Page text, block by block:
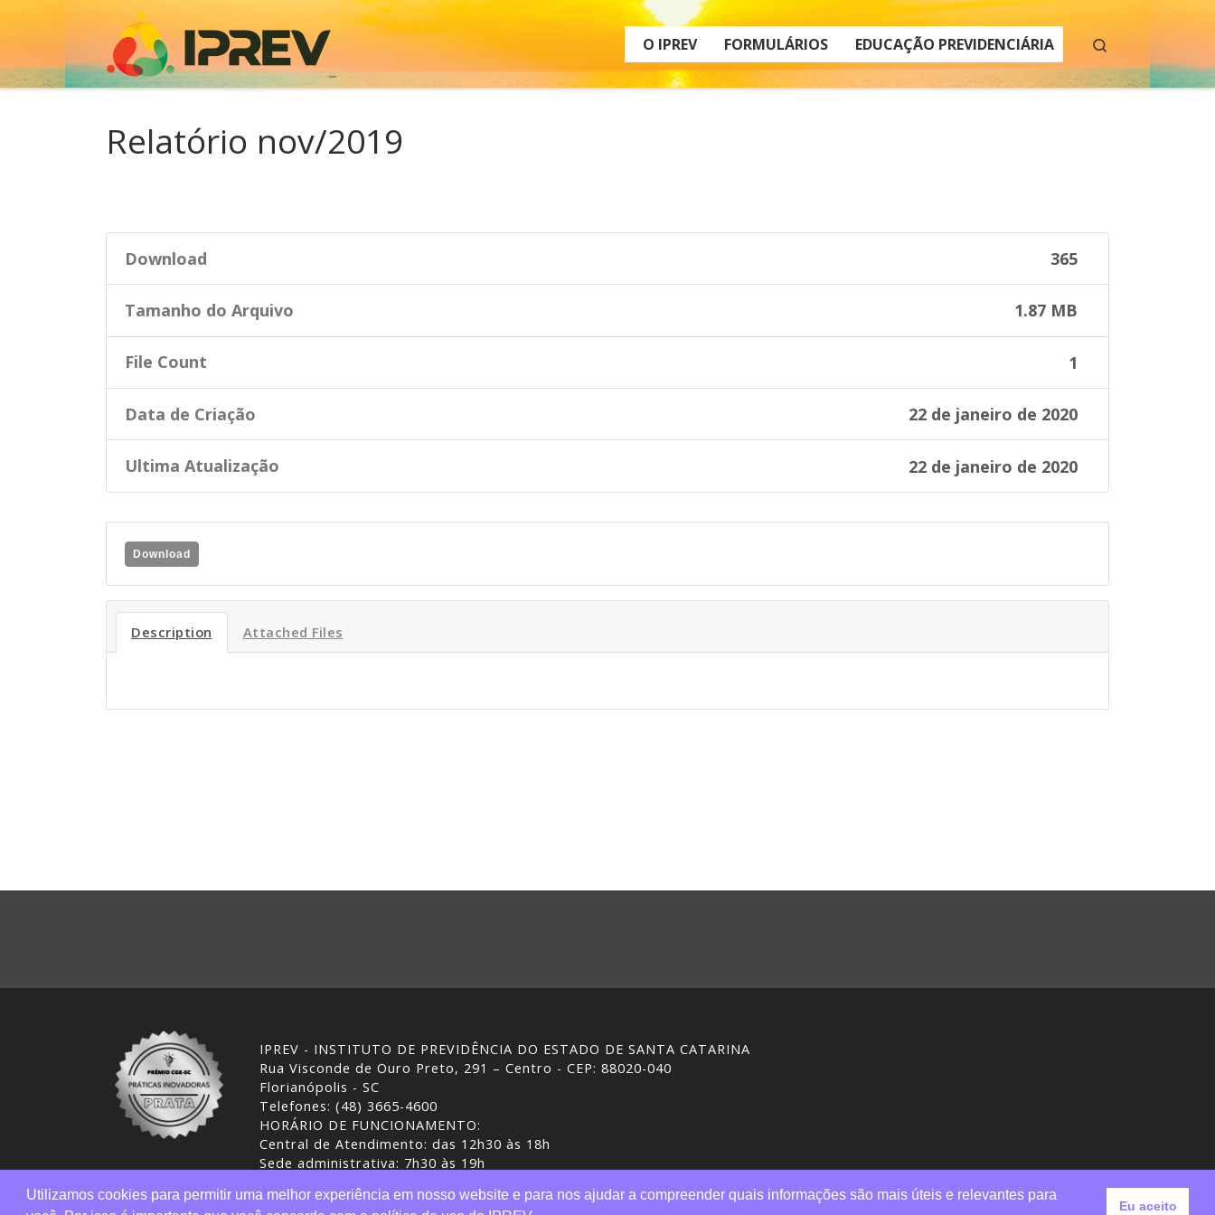
Skip to content
O IPREV FORMULÁRIOS EDUCAÇÃO PREVIDENCIÁRIA
Relatório nov/2019
Download 365
Tamanho do Arquivo 1.87 MB
File Count 1
Data de Criação 22 de janeiro de 2020
Ultima Atualização 22 de janeiro de 2020
Download
Description Attached Files
IPREV - INSTITUTO DE PREVIDÊNCIA DO ESTADO DE SANTA CATARINA
Rua Visconde de Ouro Preto, 291 – Centro - CEP: 88020-040
Florianópolis - SC
Telefones: (48) 3665-4600
HORÁRIO DE FUNCIONAMENTO:
Central de Atendimento: das 12h30 às 18h
Sede administrativa: 7h30 às 19h
Utilizamos cookies para permitir uma melhor experiência em nosso website e para nos ajudar a compreender quais informações são mais úteis e relevantes para
Eu aceito